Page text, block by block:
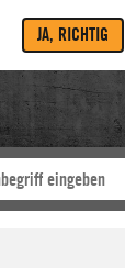
JA, RICHTIG